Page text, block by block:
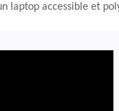
un laptop accessible